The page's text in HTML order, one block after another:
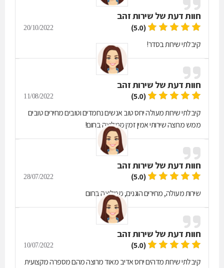
חוות דעת של שירות זהב
(5.0)
20/10/2022
קיבלתי שירות בסדר!
חוות דעת של שירות זהב
(5.0)
11/08/2022
קיבלתי שירות מעולה יחס טוב אנשים נחמדים וטובים מחירים טובים
ממש מרוצה שירותי אמין זמין ממליצה בחום!
חוות דעת של שירות זהב
(5.0)
28/07/2022
שירות מעולה, מחירים הוגנים, ממליצה בחום
חוות דעת של שירות זהב
(5.0)
10/07/2022
קיבלתי שירות מדהים יחס אדיב מאוד מרוצה מהם מספרה מקצועית